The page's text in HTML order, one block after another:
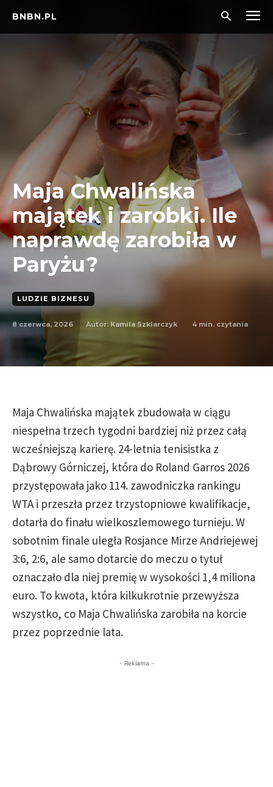
BNBN.PL
Maja Chwalińska
majątek i zarobki. Ile
naprawdę zarobiła w
Paryżu?
LUDZIE BIZNESU
8 czerwca, 2026 Autor: Kamila Szklarczyk 4 min. czytania
Maja Chwalińska majątek zbudowała w ciągu
niespełna trzech tygodni bardziej niż przez całą
wcześniejszą karierę. 24-letnia tenisistka z
Dąbrowy Górniczej, która do Roland Garros 2026
przystępowała jako 114. zawodniczka rankingu
WTA i przeszła przez trzystopniowe kwalifikacje,
dotarła do finału wielkoszlemowego turnieju. W
sobotnim finale uległa Rosjance Mirze Andriejewej
3:6, 2:6, ale samo dotarcie do meczu o tytuł
oznaczało dla niej premię w wysokości 1,4 miliona
euro. To kwota, która kilkukrotnie przewyższa
wszystko, co Maja Chwalińska zarobiła na korcie
przez poprzednie lata.
- Reklama -